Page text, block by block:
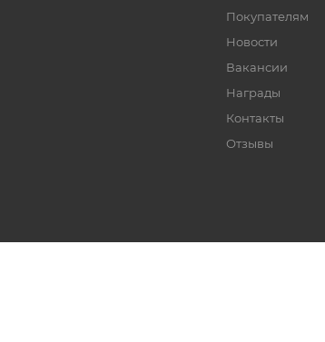
Покупателям
Новости
Вакансии
Награды
Контакты
Отзывы